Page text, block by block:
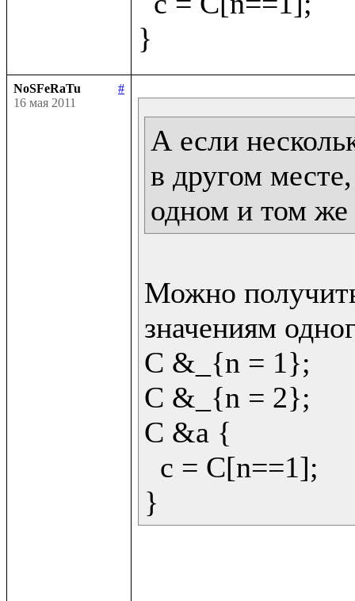
NoSFeRaTu
#
16 мая 2011
А если
в другом
одном и том же
Можно
значениям
C &_{n = 1};
C &_{n = 2};
C &a {